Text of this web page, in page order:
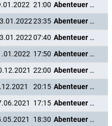
21:00
Abenteuer Karibik
23:35
Abenteuer Karibik
07:40
Abenteuer Karibik
17:50
Abenteuer Karibik
22:00
Abenteuer Karibik
20:15
Abenteuer Karibik
17:15
Abenteuer Karibik
18:30 Abenteuer Karibik